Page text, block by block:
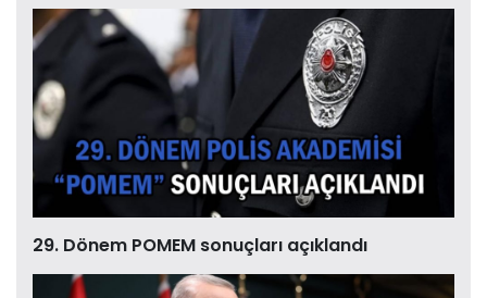
29. Dönem POMEM sonuçları açıklandı